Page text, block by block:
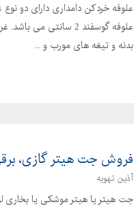
علوفه گوسفند 2
بدنه و تیغه های مورب و ...
فروش جت هیتر گازی،
آذین تهویه
جت هیتر یا هیتر موشکی یا